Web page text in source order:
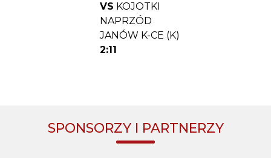
VS KOJOTKI
NAPRZÓD
JANÓW K-CE (K)
2:11
SPONSORZY I PARTNERZY